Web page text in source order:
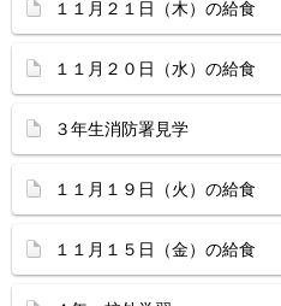
１１月２１日（木）の給食
１１月２０日（水）の給食
３年生消防署見学
１１月１９日（火）の給食
１１月１５日（金）の給食